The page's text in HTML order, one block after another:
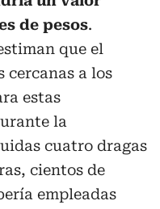
de pesos.
que el
cercanas a los
estas
la
cuatro dragas
cientos de
empleadas